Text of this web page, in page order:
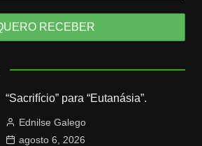
“Sacrifício” para “Eutanásia”.
Ednilse Galego
agosto 6, 2026